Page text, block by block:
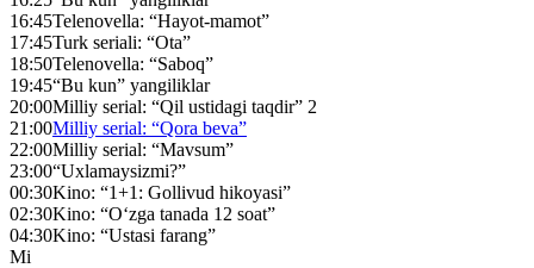
16:45Telenovella: “Hayot-mamot”
17:45Turk seriali: “Ota”
18:50Telenovella: “Saboq”
19:45“Bu kun” yangiliklar
20:00Milliy serial: “Qil ustidagi taqdir” 2
21:00Milliy serial: “Qora beva”
22:00Milliy serial: “Mavsum”
23:00“Uxlamaysizmi?”
00:30Kino: “1+1: Gollivud hikoyasi”
02:30Kino: “O‘zga tanada 12 soat”
04:30Kino: “Ustasi farang”
Mi